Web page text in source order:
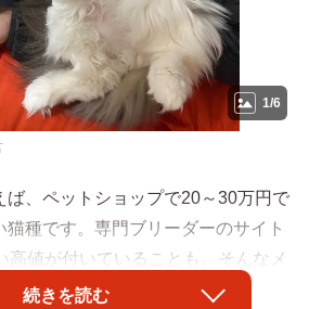
1/6
、ペットショップで20～30万円で
種です。専門ブリーダーのサイト
高値が付いていることも。そんなメ
入した女性がいます。生後6カ月に
続きを読む